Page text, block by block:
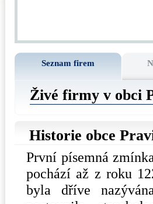
Seznam firem
Živé firmy v obci
Historie obce
První písemná
pochází až z roku
byla dříve